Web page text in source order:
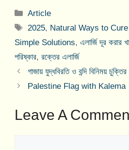
Categories
Article
Tags
2025, Natural Ways to
Simple Solutions, এলার্জি দূর করার
পরিষ্কার, রক্তের এলার্জি
গাজায় যুদ্ধবিরতি ও বন্দি বিনিময়
Palestine Flag with Kalema
Leave A